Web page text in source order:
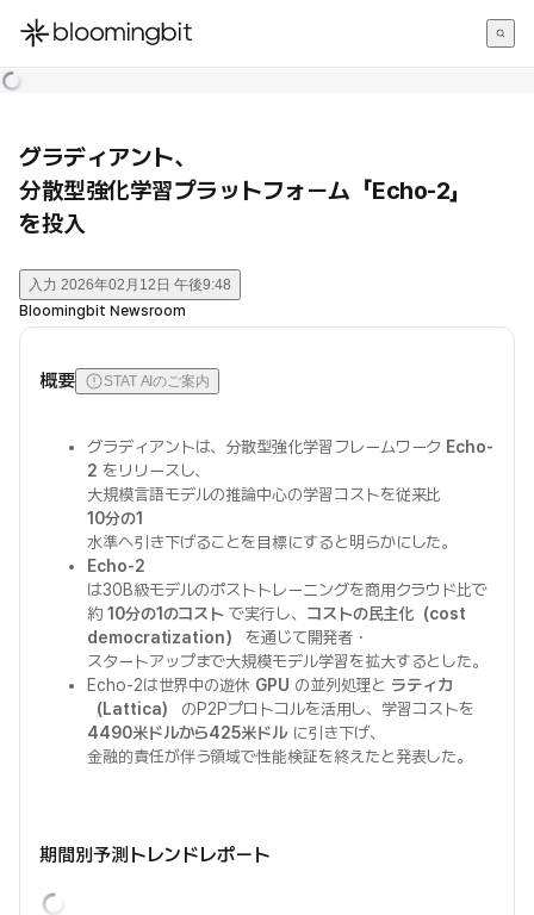
한국어
グラディアント、
分散型強化学習プラットフォーム「Echo-2」
を投入
入力 2026年02月12日 午後9:48
Bloomingbit Newsroom
概要 STAT AIのご案内
グラディアントは、分散型強化学習フレームワーク Echo-
2 をリリースし、
大規模言語モデルの推論中心の学習コストを従来比
10分の1
水準へ引き下げることを目標にすると明らかにした。
Echo-2
は30B級モデルのポストトレーニングを商用クラウド比で
約 10分の1のコスト で実行し、 コストの民主化（cost
democratization）
を通じて開発者・
スタートアップまで大規模モデル学習を拡大するとした。
Echo-2は世界中の遊休 GPU の並列処理と ラティカ
（Lattica）
のP2Pプロトコルを活用し、学習コストを
4490米ドルから425米ドルに引き下げ、
金融的責任が伴う領域で性能検証を終えたと発表した。
期間別予測トレンドレポート